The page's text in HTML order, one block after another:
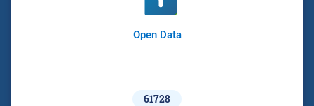
Open Data
61728